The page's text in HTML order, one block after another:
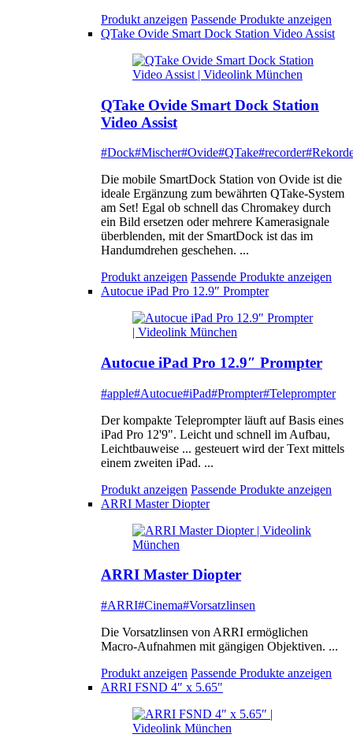
Produkt anzeigen Passende Produkte anzeigen
QTake Ovide Smart Dock Station Video Assist
QTake Ovide Smart Dock Station
Video Assist
#Dock#Mischer#Ovide#QTake#recorder
Die mobile SmartDock Station von Ovide ist die
ideale Ergänzung zum bewährten QTake-System
am Set! Egal ob schnell das Chromakey durch
ein Bild ersetzen oder mehrere Kamerasignale
überblenden, mit der SmartDock ist das im
Handumdrehen geschehen. ...
Produkt anzeigen Passende Produkte anzeigen
Autocue iPad Pro 12.9″ Prompter
Autocue iPad Pro 12.9″ Prompter
#apple#Autocue#iPad#Prompter#Teleprompter
Der kompakte Teleprompter läuft auf Basis eines
iPad Pro 12'9". Leicht und schnell im Aufbau,
Leichtbauweise ... gesteuert wird der Text mittels
einem zweiten iPad. ...
Produkt anzeigen Passende Produkte anzeigen
ARRI Master Diopter
ARRI Master Diopter
#ARRI#Cinema#Vorsatzlinsen
Die Vorsatzlinsen von ARRI ermöglichen
Macro-Aufnahmen mit gängigen Objektiven. ...
Produkt anzeigen Passende Produkte anzeigen
ARRI FSND 4″ x 5.65″